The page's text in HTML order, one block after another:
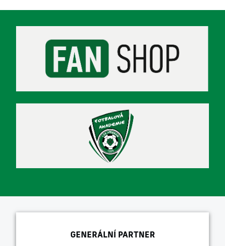
GENERÁLNÍ PARTNER